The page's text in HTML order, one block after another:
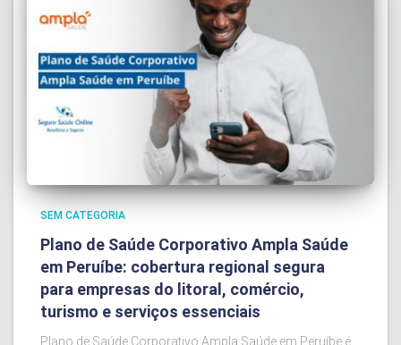
SEM CATEGORIA
Plano de Saúde Corporativo Ampla Saúde
em Peruíbe: cobertura regional segura
para empresas do litoral, comércio,
turismo e serviços essenciais
Plano de Saúde Corporativo Ampla Saúde em Peruíbe é